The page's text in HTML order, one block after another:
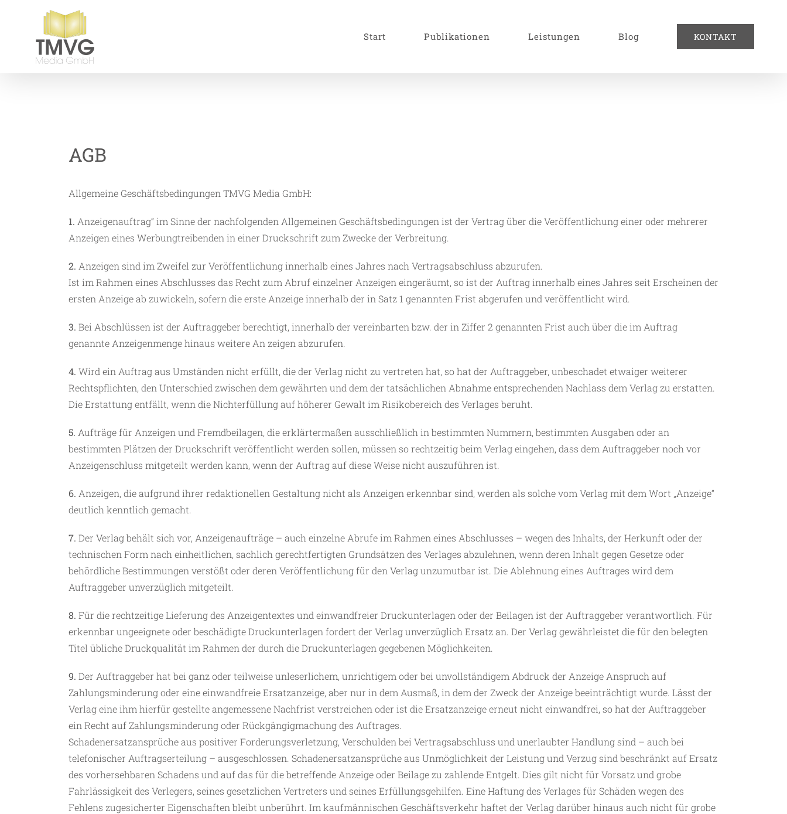
springen
Start Publikationen Leistungen Blog KONTAKT
AGB
Allgemeine Geschäftsbedingungen TMVG Media GmbH:
1. Anzeigenauftrag“ im Sinne der nachfolgenden Allgemeinen Geschäftsbedingungen ist der Vertrag über die Veröffentlichung einer oder mehrerer
Anzeigen eines Werbungtreibenden in einer Druckschrift zum Zwecke der Verbreitung.
2. Anzeigen sind im Zweifel zur Veröffentlichung innerhalb eines Jahres nach Vertragsabschluss abzurufen.
Ist im Rahmen eines Abschlusses das Recht zum Abruf einzelner Anzeigen eingeräumt, so ist der Auftrag innerhalb eines Jahres seit Erscheinen der
ersten Anzeige ab zuwickeln, sofern die erste Anzeige innerhalb der in Satz 1 genannten Frist abgerufen und veröffentlicht wird.
3. Bei Abschlüssen ist der Auftraggeber berechtigt, innerhalb der vereinbarten bzw. der in Ziffer 2 genannten Frist auch über die im Auftrag
genannte Anzeigenmenge hinaus weitere An zeigen abzurufen.
4. Wird ein Auftrag aus Umständen nicht erfüllt, die der Verlag nicht zu vertreten hat, so hat der Auftraggeber, unbeschadet etwaiger weiterer
Rechtspflichten, den Unterschied zwischen dem gewährten und dem der tatsächlichen Abnahme entsprechenden Nachlass dem Verlag zu erstatten.
Die Erstattung entfällt, wenn die Nichterfüllung auf höherer Gewalt im Risikobereich des Verlages beruht.
5. Aufträge für Anzeigen und Fremdbeilagen, die erklärtermaßen ausschließlich in bestimmten Nummern, bestimmten Ausgaben oder an
bestimmten Plätzen der Druckschrift veröffentlicht werden sollen, müssen so rechtzeitig beim Verlag eingehen, dass dem Auftraggeber noch vor
Anzeigenschluss mitgeteilt werden kann, wenn der Auftrag auf diese Weise nicht auszuführen ist.
6. Anzeigen, die aufgrund ihrer redaktionellen Gestaltung nicht als Anzeigen erkennbar sind, werden als solche vom Verlag mit dem Wort „Anzeige“
deutlich kenntlich gemacht.
7. Der Verlag behält sich vor, Anzeigenaufträge – auch einzelne Abrufe im Rahmen eines Abschlusses – wegen des Inhalts, der Herkunft oder der
technischen Form nach einheitlichen, sachlich gerechtfertigten Grundsätzen des Verlages abzulehnen, wenn deren Inhalt gegen Gesetze oder
behördliche Bestimmungen verstößt oder deren Veröffentlichung für den Verlag unzumutbar ist. Die Ablehnung eines Auftrages wird dem
Auftraggeber unverzüglich mitgeteilt.
8. Für die rechtzeitige Lieferung des Anzeigentextes und einwandfreier Druckunterlagen oder der Beilagen ist der Auftraggeber verantwortlich. Für
erkennbar ungeeignete oder beschädigte Druckunterlagen fordert der Verlag unverzüglich Ersatz an. Der Verlag gewährleistet die für den belegten
Titel übliche Druckqualität im Rahmen der durch die Druckunterlagen gegebenen Möglichkeiten.
9. Der Auftraggeber hat bei ganz oder teilweise unleserlichem, unrichtigem oder bei unvollständigem Abdruck der Anzeige Anspruch auf
Zahlungsminderung oder eine einwandfreie Ersatzanzeige, aber nur in dem Ausmaß, in dem der Zweck der Anzeige beeinträchtigt wurde. Lässt der
Verlag eine ihm hierfür gestellte angemessene Nachfrist verstreichen oder ist die Ersatzanzeige erneut nicht einwandfrei, so hat der Auftraggeber
ein Recht auf Zahlungsminderung oder Rückgängigmachung des Auftrages.
Schadenersatzansprüche aus positiver Forderungsverletzung, Verschulden bei Vertragsabschluss und unerlaubter Handlung sind – auch bei
telefonischer Auftragserteilung – ausgeschlossen. Schadenersatzansprüche aus Unmöglichkeit der Leistung und Verzug sind beschränkt auf Ersatz
des vorhersehbaren Schadens und auf das für die betreffende Anzeige oder Beilage zu zahlende Entgelt. Dies gilt nicht für Vorsatz und grobe
Fahrlässigkeit des Verlegers, seines gesetzlichen Vertreters und seines Erfüllungsgehilfen. Eine Haftung des Verlages für Schäden wegen des
Fehlens zugesicherter Eigenschaften bleibt unberührt. Im kaufmännischen Geschäftsverkehr haftet der Verlag darüber hinaus auch nicht für grobe